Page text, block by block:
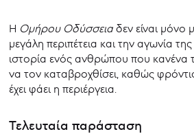
Η Ομήρου Οδύσσεια δεν είναι μόνο
μεγάλη περιπέτεια και την αγωνία
ιστορία ενός ανθρώπου που κανένα
να τον καταβροχθίσει, καθώς
έχει φάει η περιέργεια.
Τελευταία παράσταση